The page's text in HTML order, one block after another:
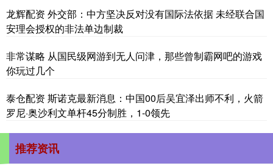
龙辉配资 外交部：中方坚决反对没有国际法依据 未经联合国
安理会授权的非法单边制裁
非常谋略 从国民级网游到无人问津，那些曾制霸网吧的游戏
你玩过几个
泰仓配资 斯诺克最新消息：中国00后吴宜泽出师不利，火箭
罗尼·奥沙利文单杆45分制胜，1-0领先
推荐资讯